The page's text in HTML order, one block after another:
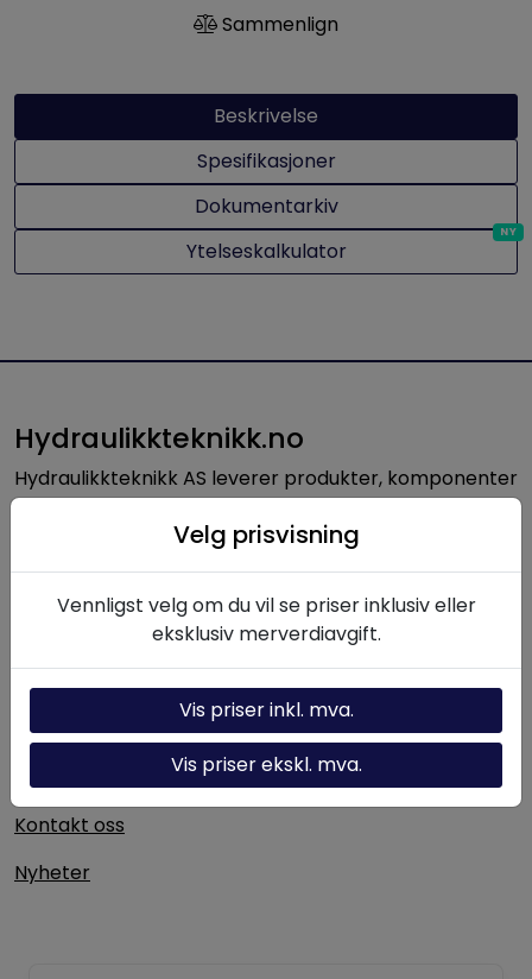
Sammenlign
Beskrivelse
Spesifikasjoner
Dokumentarkiv
Ytelseskalkulator
Hydraulikkteknikk.no
Hydraulikkteknikk AS leverer produkter, komponenter
og løsninger innen hydraulikk til norsk industri. Med
lang erfaring og solid fagkompetanse bistår vi kunder
hydrauliske systemer.
Nyttige linker
Hydraulikk-kalkulator
Kontakt oss
Nyheter
Velg prisvisning
Vennligst velg om du vil se priser inklusiv eller
eksklusiv merverdiavgift.
Vis priser inkl. mva.
Vis priser ekskl. mva.